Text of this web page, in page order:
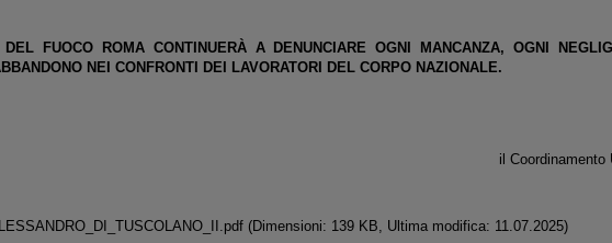
FUOCO ROMA CONTINUERÀ A DENUNCIARE OGNI MANCANZA, OGNI
NEI CONFRONTI DEI LAVORATORI DEL CORPO NAZIONALE.
il
(Dimensioni: 139 KB, Ultima modifica: 11.07.2025)